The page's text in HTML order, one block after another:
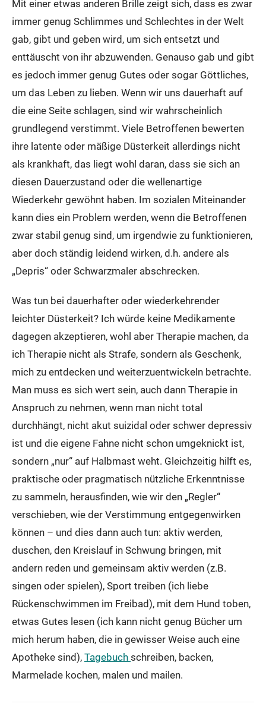
Mit einer etwas anderen Brille zeigt sich, dass es zwar
immer genug Schlimmes und Schlechtes in der Welt
gab, gibt und geben wird, um sich entsetzt und
enttäuscht von ihr abzuwenden. Genauso gab und gibt
es jedoch immer genug Gutes oder sogar Göttliches,
um das Leben zu lieben. Wenn wir uns dauerhaft auf
die eine Seite schlagen, sind wir wahrscheinlich
grundlegend verstimmt. Viele Betroffenen bewerten
ihre latente oder mäßige Düsterkeit allerdings nicht
als krankhaft, das liegt wohl daran, dass sie sich an
diesen Dauerzustand oder die wellenartige
Wiederkehr gewöhnt haben. Im sozialen Miteinander
kann dies ein Problem werden, wenn die Betroffenen
zwar stabil genug sind, um irgendwie zu funktionieren,
aber doch ständig leidend wirken, d.h. andere als
„Depris“ oder Schwarzmaler abschrecken.
Was tun bei dauerhafter oder wiederkehrender
leichter Düsterkeit? Ich würde keine Medikamente
dagegen akzeptieren, wohl aber Therapie machen, da
ich Therapie nicht als Strafe, sondern als Geschenk,
mich zu entdecken und weiterzuentwickeln betrachte.
Man muss es sich wert sein, auch dann Therapie in
Anspruch zu nehmen, wenn man nicht total
durchhängt, nicht akut suizidal oder schwer depressiv
ist und die eigene Fahne nicht schon umgeknickt ist,
sondern „nur“ auf Halbmast weht. Gleichzeitig hilft es,
praktische oder pragmatisch nützliche Erkenntnisse
zu sammeln, herausfinden, wie wir den „Regler“
verschieben, wie der Verstimmung entgegenwirken
können – und dies dann auch tun: aktiv werden,
duschen, den Kreislauf in Schwung bringen, mit
andern reden und gemeinsam aktiv werden (z.B.
singen oder spielen), Sport treiben (ich liebe
Rückenschwimmen im Freibad), mit dem Hund toben,
etwas Gutes lesen (ich kann nicht genug Bücher um
mich herum haben, die in gewisser Weise auch eine
Apotheke sind), Tagebuch schreiben, backen,
Marmelade kochen, malen und mailen.